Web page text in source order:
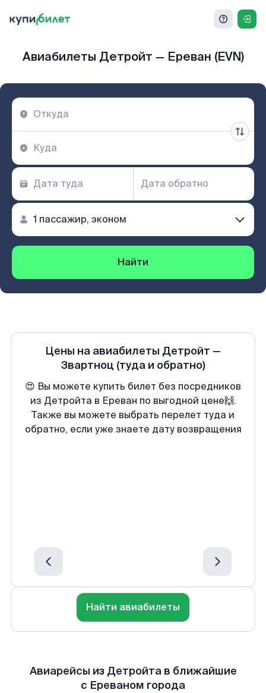
Авиабилеты Детройт — Ереван (EVN)
Найти
Цены на авиабилеты Детройт —
Звартноц (туда и обратно)
😍 Вы можете купить билет без посредников
из Детройта в Ереван по выгодной цене🙌.
Также вы можете выбрать перелет туда и
обратно, если уже знаете дату возвращения
Найти авиабилеты
Авиарейсы из Детройта в ближайшие
с Ереваном города